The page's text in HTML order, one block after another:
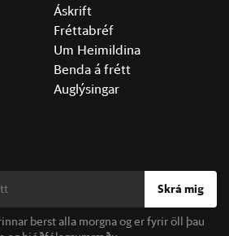
Áskrift
Fréttabréf
Um Heimildina
Benda á frétt
Auglýsingar
Skrá mig
berst alla morgna og er fyrir öll þau